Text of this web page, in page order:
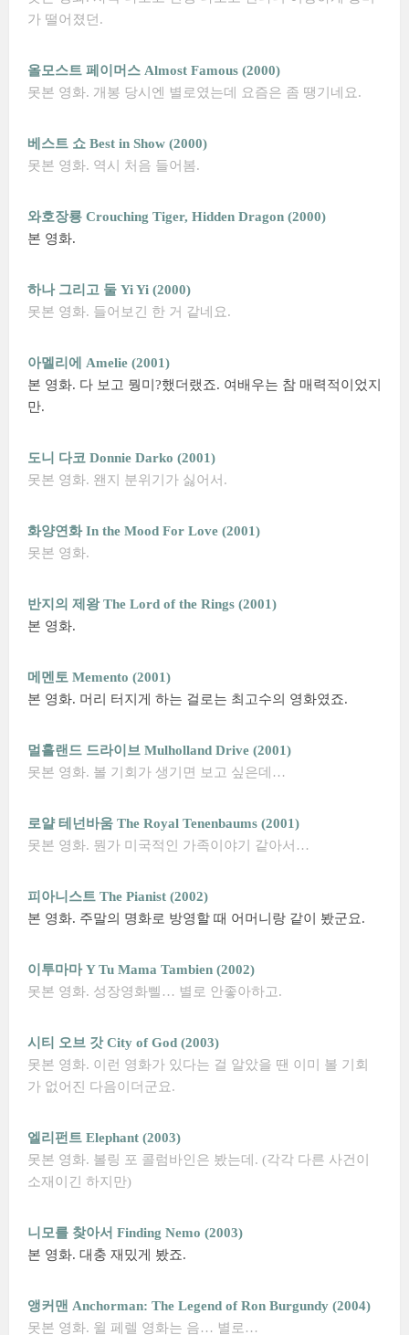
가 떨어졌던.
올모스트 페이머스 Almost Famous (2000)
못본 영화. 개봉 당시엔 별로였는데 요즘은 좀 땡기네요.
베스트 쇼 Best in Show (2000)
못본 영화. 역시 처음 들어봄.
와호장룡 Crouching Tiger, Hidden Dragon (2000)
본 영화.
하나 그리고 둘 Yi Yi (2000)
못본 영화. 들어보긴 한 거 같네요.
아멜리에 Amelie (2001)
본 영화. 다 보고 뭥미?했더랬죠. 여배우는 참 매력적이었지
만.
도니 다코 Donnie Darko (2001)
못본 영화. 왠지 분위기가 싫어서.
화양연화 In the Mood For Love (2001)
못본 영화.
반지의 제왕 The Lord of the Rings (2001)
본 영화.
메멘토 Memento (2001)
본 영화. 머리 터지게 하는 걸로는 최고수의 영화였죠.
멀홀랜드 드라이브 Mulholland Drive (2001)
못본 영화. 볼 기회가 생기면 보고 싶은데…
로얄 테넌바움 The Royal Tenenbaums (2001)
못본 영화. 뭔가 미국적인 가족이야기 같아서…
피아니스트 The Pianist (2002)
본 영화. 주말의 명화로 방영할 때 어머니랑 같이 봤군요.
이투마마 Y Tu Mama Tambien (2002)
못본 영화. 성장영화삘… 별로 안좋아하고.
시티 오브 갓 City of God (2003)
못본 영화. 이런 영화가 있다는 걸 알았을 땐 이미 볼 기회
가 없어진 다음이더군요.
엘리펀트 Elephant (2003)
못본 영화. 볼링 포 콜럼바인은 봤는데. (각각 다른 사건이
소재이긴 하지만)
니모를 찾아서 Finding Nemo (2003)
본 영화. 대충 재밌게 봤죠.
앵커맨 Anchorman: The Legend of Ron Burgundy (2004)
못본 영화. 윌 페렐 영화는 음… 별로…